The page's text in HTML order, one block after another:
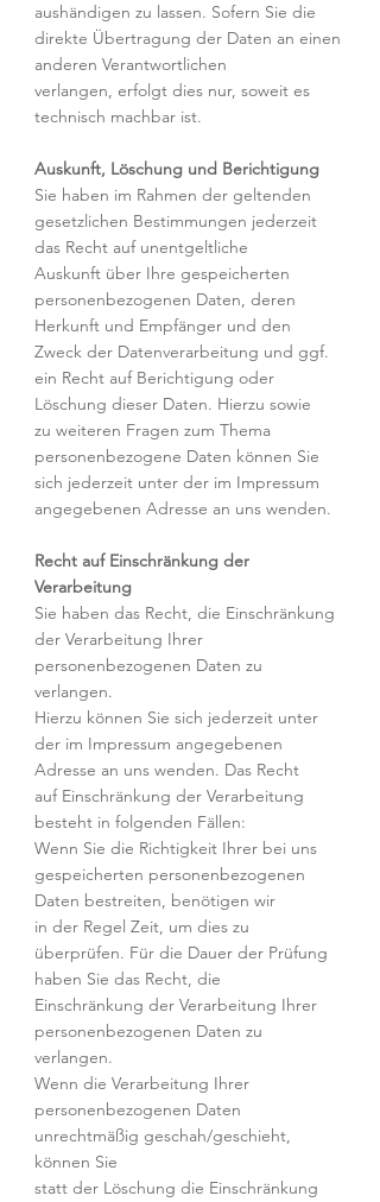
aushändigen zu lassen. Sofern Sie die
direkte Übertragung der Daten an einen
anderen Verantwortlichen
verlangen, erfolgt dies nur, soweit es
technisch machbar ist.
Auskunft, Löschung und Berichtigung
Sie haben im Rahmen der geltenden
gesetzlichen Bestimmungen jederzeit
das Recht auf unentgeltliche
Auskunft über Ihre gespeicherten
personenbezogenen Daten, deren
Herkunft und Empfänger und den
Zweck der Datenverarbeitung und ggf.
ein Recht auf Berichtigung oder
Löschung dieser Daten. Hierzu sowie
zu weiteren Fragen zum Thema
personenbezogene Daten können Sie
sich jederzeit unter der im Impressum
angegebenen Adresse an uns wenden.
Recht auf Einschränkung der
Verarbeitung
Sie haben das Recht, die Einschränkung
der Verarbeitung Ihrer
personenbezogenen Daten zu
verlangen.
Hierzu können Sie sich jederzeit unter
der im Impressum angegebenen
Adresse an uns wenden. Das Recht
auf Einschränkung der Verarbeitung
besteht in folgenden Fällen:
Wenn Sie die Richtigkeit Ihrer bei uns
gespeicherten personenbezogenen
Daten bestreiten, benötigen wir
in der Regel Zeit, um dies zu
überprüfen. Für die Dauer der Prüfung
haben Sie das Recht, die
Einschränkung der Verarbeitung Ihrer
personenbezogenen Daten zu
verlangen.
Wenn die Verarbeitung Ihrer
personenbezogenen Daten
unrechtmäßig geschah/geschieht,
können Sie
statt der Löschung die Einschränkung